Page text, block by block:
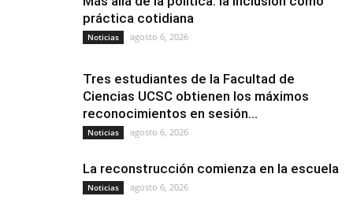
práctica cotidiana
Noticias agosto 6, 2026
Tres estudiantes de la Facultad de
Ciencias UCSC obtienen los máximos
reconocimientos en sesión...
Noticias agosto 6, 2026
La reconstrucción comienza en la escuela
Noticias agosto 6, 2026